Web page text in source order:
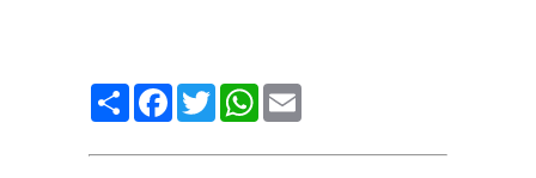
Compartilhe
Facebook
TwitterWhatsApp